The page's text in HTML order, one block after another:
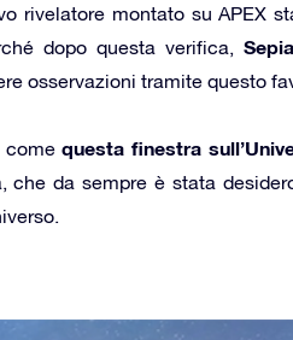
rivelatore montato su APEX
dopo questa verifica,
osservazioni tramite questo
comequesta finestra
da sempre è stata